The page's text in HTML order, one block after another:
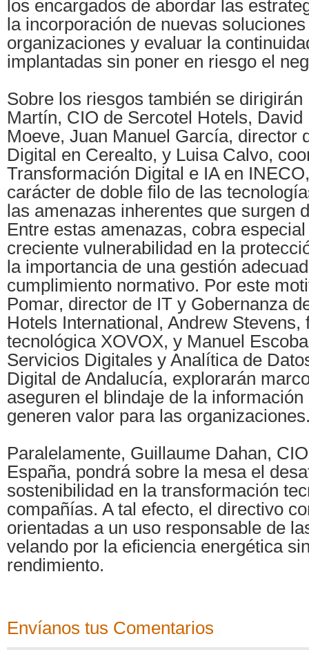
los encargados de abordar las
la incorporación de nuevas
organizaciones y evaluar la
implantadas sin poner en riesgo el
Sobre los riesgos también se dirigirán
Martín, CIO de Sercotel Hotels, David
Moeve, Juan Manuel García, director
Digital en Cerealto, y Luisa Calvo,
Transformación Digital e IA en
carácter de doble filo de las
las amenazas inherentes que surgen
Entre estas amenazas, cobra
creciente vulnerabilidad en la
la importancia de una gestión
cumplimiento normativo. Por este
Pomar, director de IT y Gobernanza
Hotels International, Andrew Stevens,
tecnológica XOVOX, y Manuel
Servicios Digitales y Analítica de
Digital de Andalucía, explorarán
aseguren el blindaje de la información
generen valor para las
Paralelamente, Guillaume Dahan,
España, pondrá sobre la mesa el
sostenibilidad en la transformación
compañías. A tal efecto, el directivo
orientadas a un uso responsable de
velando por la eficiencia energética
rendimiento.
Envíanos tus Comentarios